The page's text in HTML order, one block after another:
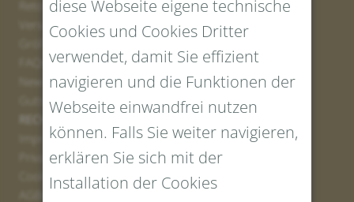
Retourenportal
Versand
Newsletter Anmelden
Gutschein erstellen
Impressum
Privacy Policy
Cookies
diese Webseite eigene technische
Cookies und Cookies Dritter
verwendet, damit Sie effizient
navigieren und die Funktionen der
Webseite einwandfrei nutzen
können. Falls Sie weiter navigieren,
erklären Sie sich mit der
Installation der Cookies